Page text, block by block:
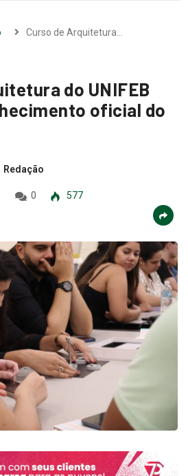
Curso de Arquitetura…
do UNIFEB
oficial do
Redação
0
577